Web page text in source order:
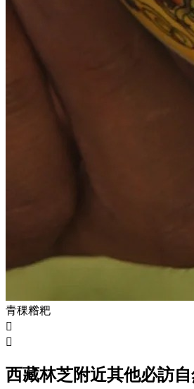
青稞糌粑


西藏林芝附近其他必訪